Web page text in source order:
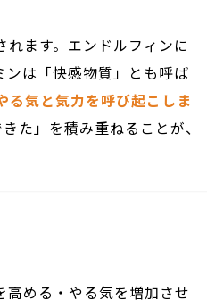
ます。エンドルフィンに
は「快感物質」とも呼ば
る気と気力を呼び起こしま
た」を積み重ねることが、
める・やる気を増加させ